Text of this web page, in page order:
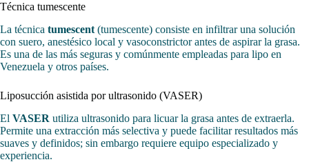
Técnica tumescente
La técnica tumescent (tumescente) consiste en infiltrar una solución
con suero, anestésico local y vasoconstrictor antes de aspirar la grasa.
Es una de las más seguras y comúnmente empleadas para lipo en
Venezuela y otros países.
Liposucción asistida por ultrasonido (VASER)
El VASER utiliza ultrasonido para licuar la grasa antes de extraerla.
Permite una extracción más selectiva y puede facilitar resultados más
suaves y definidos; sin embargo requiere equipo especializado y
experiencia.